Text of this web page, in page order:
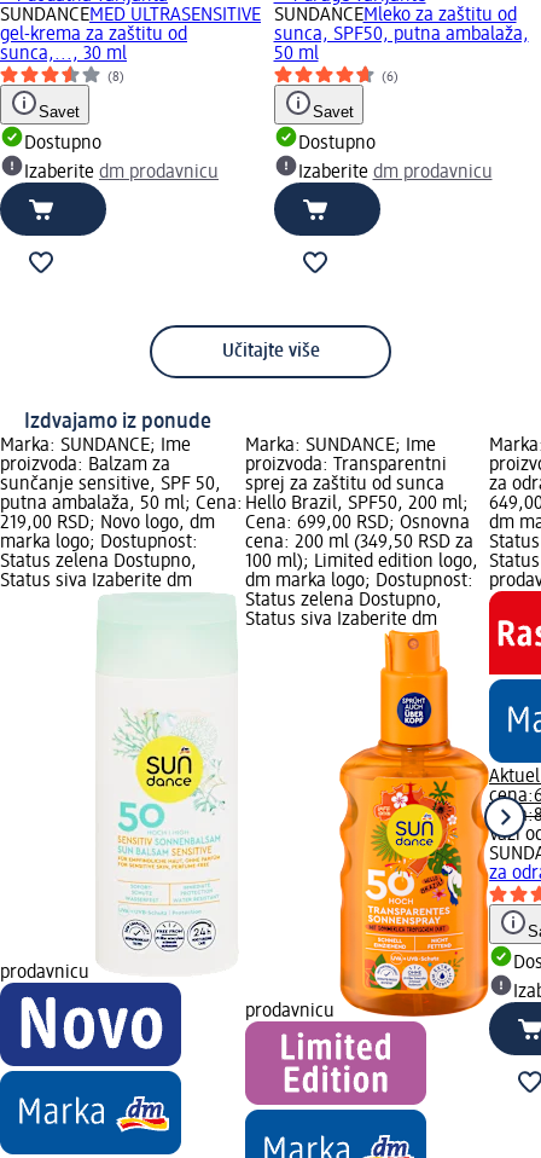
SUNDANCEMED ULTRASENSITIVE
gel-krema za zaštitu od
sunca,..., 30 ml
(8)
Savet
Dostupno
Izaberite dm prodavnicu
SUNDANCEMleko za zaštitu od
sunca, SPF50, putna ambalaža,
50 ml
(6)
Savet
Dostupno
Izaberite dm prodavnicu
Učitajte više
Izdvajamo iz ponude
Marka: SUNDANCE; Ime
proizvoda: Balzam za
sunčanje sensitive, SPF 50,
putna ambalaža, 50 ml; Cena:
219,00 RSD; Novo logo, dm
marka logo; Dostupnost:
Status zelena Dostupno,
Status siva Izaberite dm
prodavnicu
Marka: SUNDANCE; Ime
proizvoda: Transparentni
sprej za zaštitu od sunca
Hello Brazil, SPF50, 200 ml;
Cena: 699,00 RSD; Osnovna
cena: 200 ml (349,50 RSD za
100 ml); Limited edition logo,
dm marka logo; Dostupnost:
Status zelena Dostupno,
Status siva Izaberite dm
prodavnicu
za
dm
cena:
cena:
Važi
za